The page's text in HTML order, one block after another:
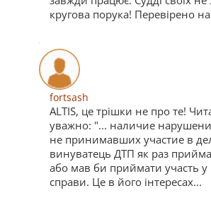
кругова порука! Перевірено
fortsash
ALTIS, це трішки не про те!
уважно: "... наличие
не принимавших участие в
винуватець ДТП як раз
або мав би приймати участь у
справи. Це в його інтересах...